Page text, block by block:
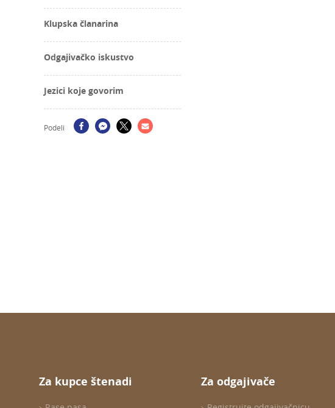
Klupska članarina
Odgajivačko iskustvo
Jezici koje govorim
Podeli
Za kupce štenadi Za odgajivače